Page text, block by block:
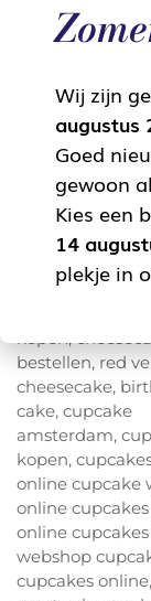
Wij zijn
augustus
Goed
gewoon
Kies een
14
plekje in